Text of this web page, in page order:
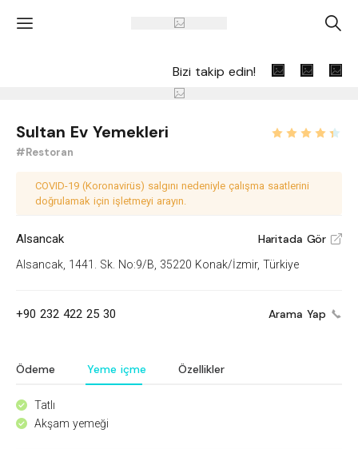
' A
Bizi takip edin!
Sultan Ev Yemekleri
#Restoran
COVID-19 (Koronavirüs) salgını nedeniyle çalışma saatlerini
doğrulamak için işletmeyi arayın.
Alsancak Haritada Gör V
Alsancak, 1441. Sk. No:9/B, 35220 Konak/İzmir, Türkiye
+90 232 422 25 30 Arama Yap
Ödeme Yeme içme Özellikler
^ Tatlı
^ Akşam yemeği